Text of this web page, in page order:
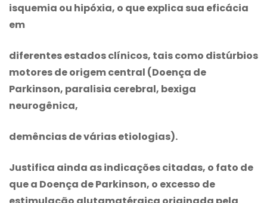
isquemia ou hipóxia, o que explica sua eficácia
em
diferentes estados clínicos, tais como distúrbios
motores de origem central (Doença de
Parkinson, paralisia cerebral, bexiga
neurogênica,
demências de várias etiologias).
Justifica ainda as indicações citadas, o fato de
que a Doença de Parkinson, o excesso de